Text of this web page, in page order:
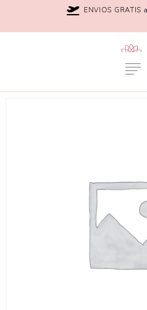
ENVIOS GRATIS